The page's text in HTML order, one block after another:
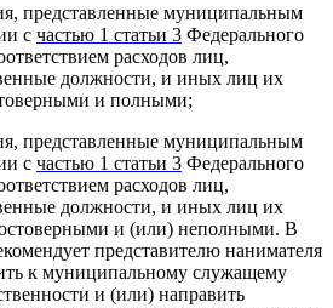
представленные муниципальным
с частью 1 статьи 3 Федерального
расходов лиц,
должности, и иных лиц их
и полными;
представленные муниципальным
с частью 1 статьи 3 Федерального
расходов лиц,
должности, и иных лиц их
и (или) неполными. В
представителю нанимателя
к муниципальному служащему
и (или) направить